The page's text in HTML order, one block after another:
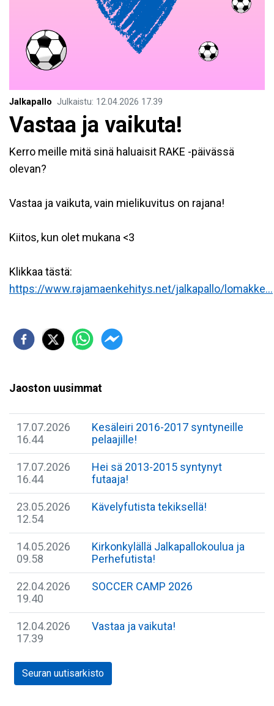
Jalkapallo Julkaistu: 12.04.2026 17.39
Vastaa ja vaikuta!
Kerro meille mitä sinä haluaisit RAKE -päivässä
olevan?
Vastaa ja vaikuta, vain mielikuvitus on rajana!
Kiitos, kun olet mukana <3
Klikkaa tästä:
https://www.rajamaenkehitys.net/jalkapallo/lomakke...
Jaoston uusimmat
17.07.2026
16.44
Kesäleiri 2016-2017 syntyneille
pelaajille!
17.07.2026
16.44
Hei sä 2013-2015 syntynyt
futaaja!
23.05.2026
12.54
Kävelyfutista tekiksellä!
14.05.2026
09.58
Kirkonkylällä Jalkapallokoulua ja
Perhefutista!
22.04.2026
19.40
SOCCER CAMP 2026
12.04.2026
17.39
Vastaa ja vaikuta!
Seuran uutisarkisto